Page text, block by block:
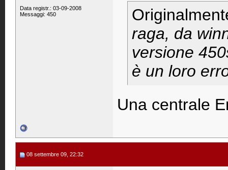
Data registr.: 03-09-2008
Messaggi: 450
raga, da
versione
è un loro
Una centrale
08 settembre 09, 22:32